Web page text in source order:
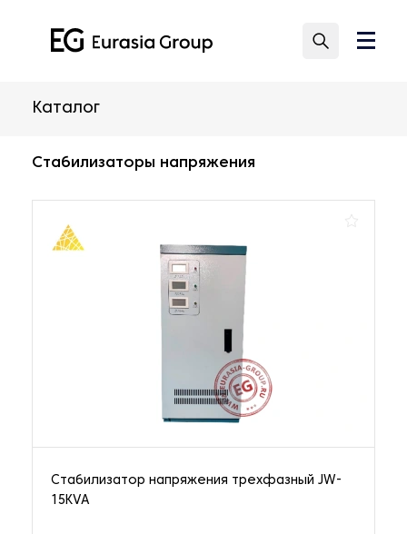
Каталог
Стабилизаторы напряжения
Стабилизатор напряжения трехфазный JW-
15KVA